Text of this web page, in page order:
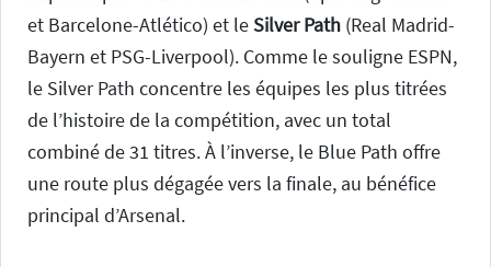
et Barcelone-Atlético) et leSilver Path (Real Madrid-
Bayern et PSG-Liverpool). Comme le souligne ESPN,
le Silver Path concentre les équipes les plus titrées
de l’histoire de la compétition, avec un total
combiné de 31 titres. À l’inverse, le Blue Path offre
une route plus dégagée vers la finale, au bénéfice
principal d’Arsenal.